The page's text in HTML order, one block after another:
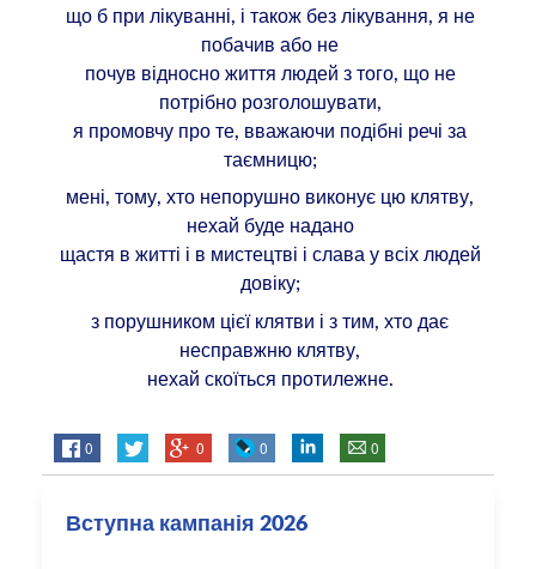
що б при лікуванні, і також без лікування, я не
побачив або не
почув відносно життя людей з того, що не
потрібно розголошувати,
я промовчу про те, вважаючи подібні речі за
таємницю;
мені, тому, хто непорушно виконує цю клятву,
нехай буде надано
щастя в житті і в мистецтві і слава у всіх людей
довіку;
з порушником цієї клятви і з тим, хто дає
несправжню клятву,
нехай скоїться протилежне.
0 0 0 0
Вступна кампанія 2026